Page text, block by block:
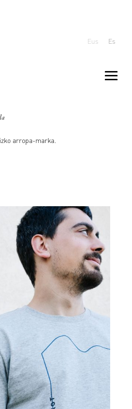
Eus Es
arropa-marka.